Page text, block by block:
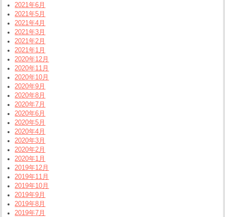
2021年6月
2021年5月
2021年4月
2021年3月
2021年2月
2021年1月
2020年12月
2020年11月
2020年10月
2020年9月
2020年8月
2020年7月
2020年6月
2020年5月
2020年4月
2020年3月
2020年2月
2020年1月
2019年12月
2019年11月
2019年10月
2019年9月
2019年8月
2019年7月